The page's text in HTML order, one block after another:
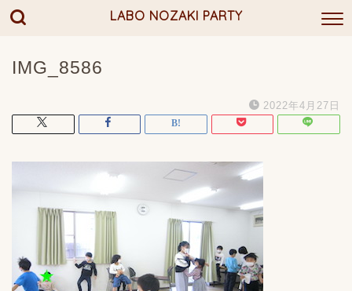
LABO NOZAKI PARTY
IMG_8586
2022年4月27日